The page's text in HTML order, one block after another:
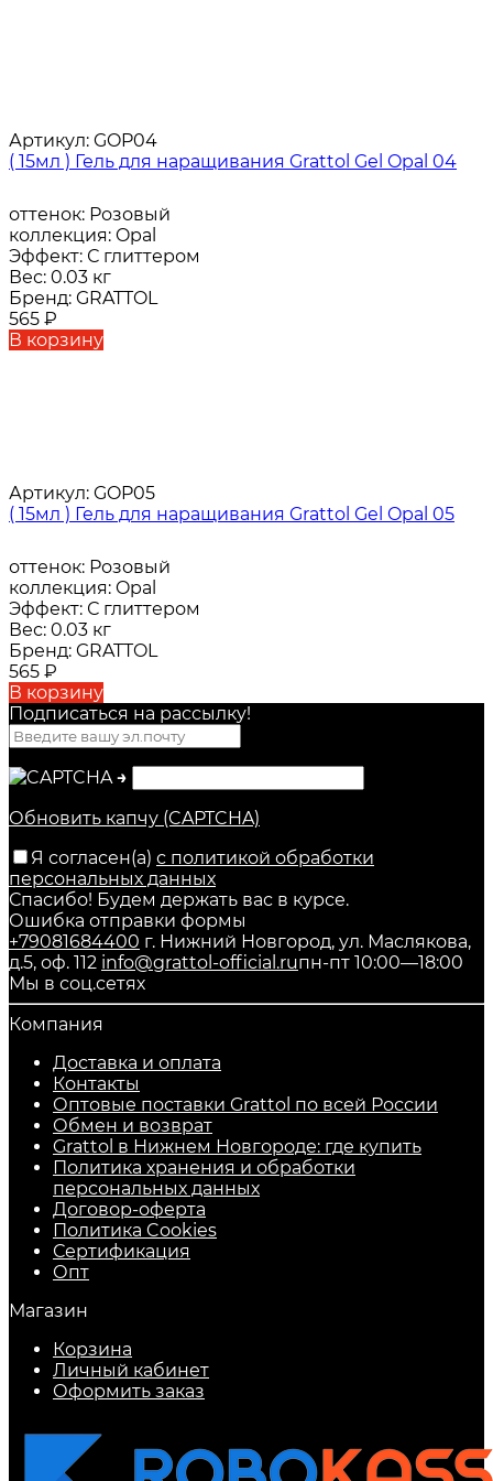
Артикул: GOP04
( 15мл ) Гель для наращивания Grattol Gel Opal 04
оттенок: Розовый
коллекция: Opal
Эффект: С глиттером
Вес: 0.03 кг
Бренд: GRATTOL
565 ₽
В корзину
Артикул: GOP05
( 15мл ) Гель для наращивания Grattol Gel Opal 05
оттенок: Розовый
коллекция: Opal
Эффект: С глиттером
Вес: 0.03 кг
Бренд: GRATTOL
565 ₽
В корзину
Подписаться на рассылкy!
→
Обновить капчу (CAPTCHA)
Я согласен(a) с политикой обработки
персональных данных
Спасибо! Будем держать вас в курсе.
Ошибка отправки формы
+79081684400 г. Нижний Новгород, ул. Маслякова,
д.5, оф. 112 info@grattol-official.ruпн-пт 10:00—18:00
Мы в соц.сетях
Компания
Доставка и оплата
Контакты
Оптовые поставки Grattol по всей России
Обмен и возврат
Grattol в Нижнем Новгороде: где купить
Политика хранения и обработки
персональных данных
Договор-оферта
Политика Cookies
Сертификация
Опт
Магазин
Корзина
Личный кабинет
Оформить заказ